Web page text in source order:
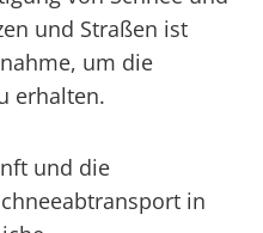
und Straßen ist
um die
erhalten.
und die
in